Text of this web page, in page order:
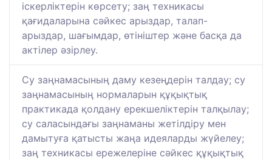
іскерліктерін көрсету; заң техникасы
қағидаларына сәйкес арыздар, талап-
арыздар, шағымдар, өтініштер және басқа да
актілер әзірлеу.
Су заңнамасының даму кезеңдерін талдау; су
заңнамасының нормаларын құқықтық
практикада қолдану ерекшеліктерін талқылау;
су саласындағы заңнаманы жетілдіру мен
дамытуға қатысты жаңа идеяларды жүйелеу;
заң техникасы ережелеріне сәйкес құқықтық